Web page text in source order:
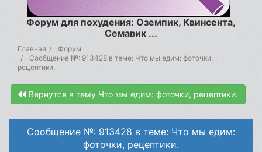
Форум для похудения: Оземпик, Квинсента,
Семавик ...
Главная
Форум
Сообщение №: 913428 в теме: Что мы едим: фоточки,
рецептики.
Вернутся в тему Что мы едим: фоточки, рецептики.
Сообщение №: 913428 в теме: Что мы едим:
фоточки, рецептики.